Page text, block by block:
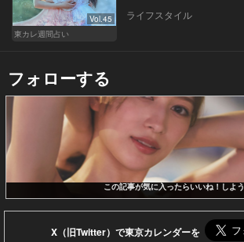
Vol.45
東カレ週間占い
ライフスタイル
フォローする
この記事が気に入ったらいいね！しよう
X（旧Twitter）で東京カレンダーを